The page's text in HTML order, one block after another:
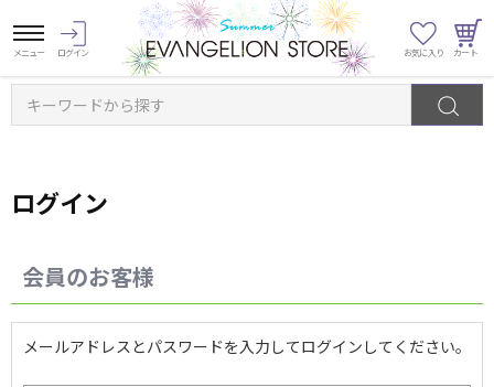
キーワードから探す
ログイン
会員のお客様
メールアドレスとパスワードを入力してログインしてください。